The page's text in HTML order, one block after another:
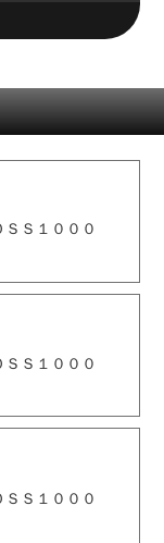
Ｓ１０００
Ｓ１０００
Ｓ１０００